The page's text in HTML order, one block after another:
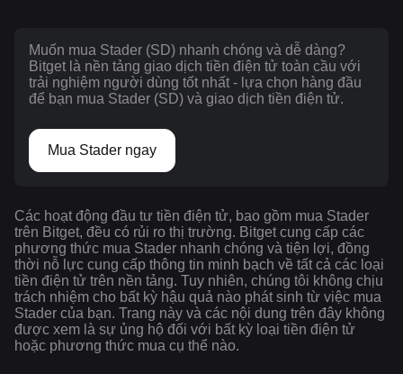
Muốn mua Stader (SD) nhanh chóng và dễ dàng?
Bitget là nền tảng giao dịch tiền điện tử toàn cầu với
trải nghiệm người dùng tốt nhất - lựa chọn hàng đầu
để bạn mua Stader (SD) và giao dịch tiền điện tử.
Mua Stader ngay
Các hoạt động đầu tư tiền điện tử, bao gồm mua Stader
trên Bitget, đều có rủi ro thị trường. Bitget cung cấp các
phương thức mua Stader nhanh chóng và tiện lợi, đồng
thời nỗ lực cung cấp thông tin minh bạch về tất cả các loại
tiền điện tử trên nền tảng. Tuy nhiên, chúng tôi không chịu
trách nhiệm cho bất kỳ hậu quả nào phát sinh từ việc mua
Stader của bạn. Trang này và các nội dung trên đây không
được xem là sự ủng hộ đối với bất kỳ loại tiền điện tử
hoặc phương thức mua cụ thể nào.